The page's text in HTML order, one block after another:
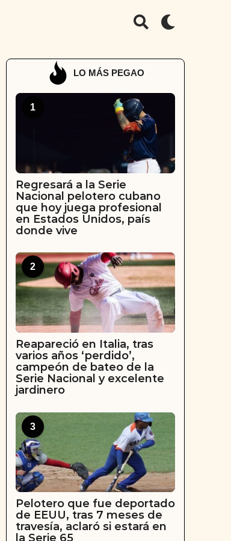
LO MÁS PEGAO
1
Regresará a la Serie
Nacional pelotero cubano
que hoy juega profesional
en Estados Unidos, país
donde vive
2
Reapareció en Italia, tras
varios años ‘perdido’,
campeón de bateo de la
Serie Nacional y excelente
jardinero
3
Pelotero que fue deportado
de EEUU, tras 7 meses de
travesía, aclaró si estará en
la Serie 65